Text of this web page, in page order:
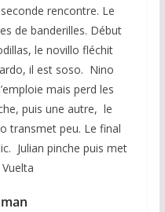
rencontre. Le
de banderilles. Début
le novillo fléchit
il est soso. Nino
mais perd les
puis une autre, le
transmet peu. Le final
Julian pinche puis met